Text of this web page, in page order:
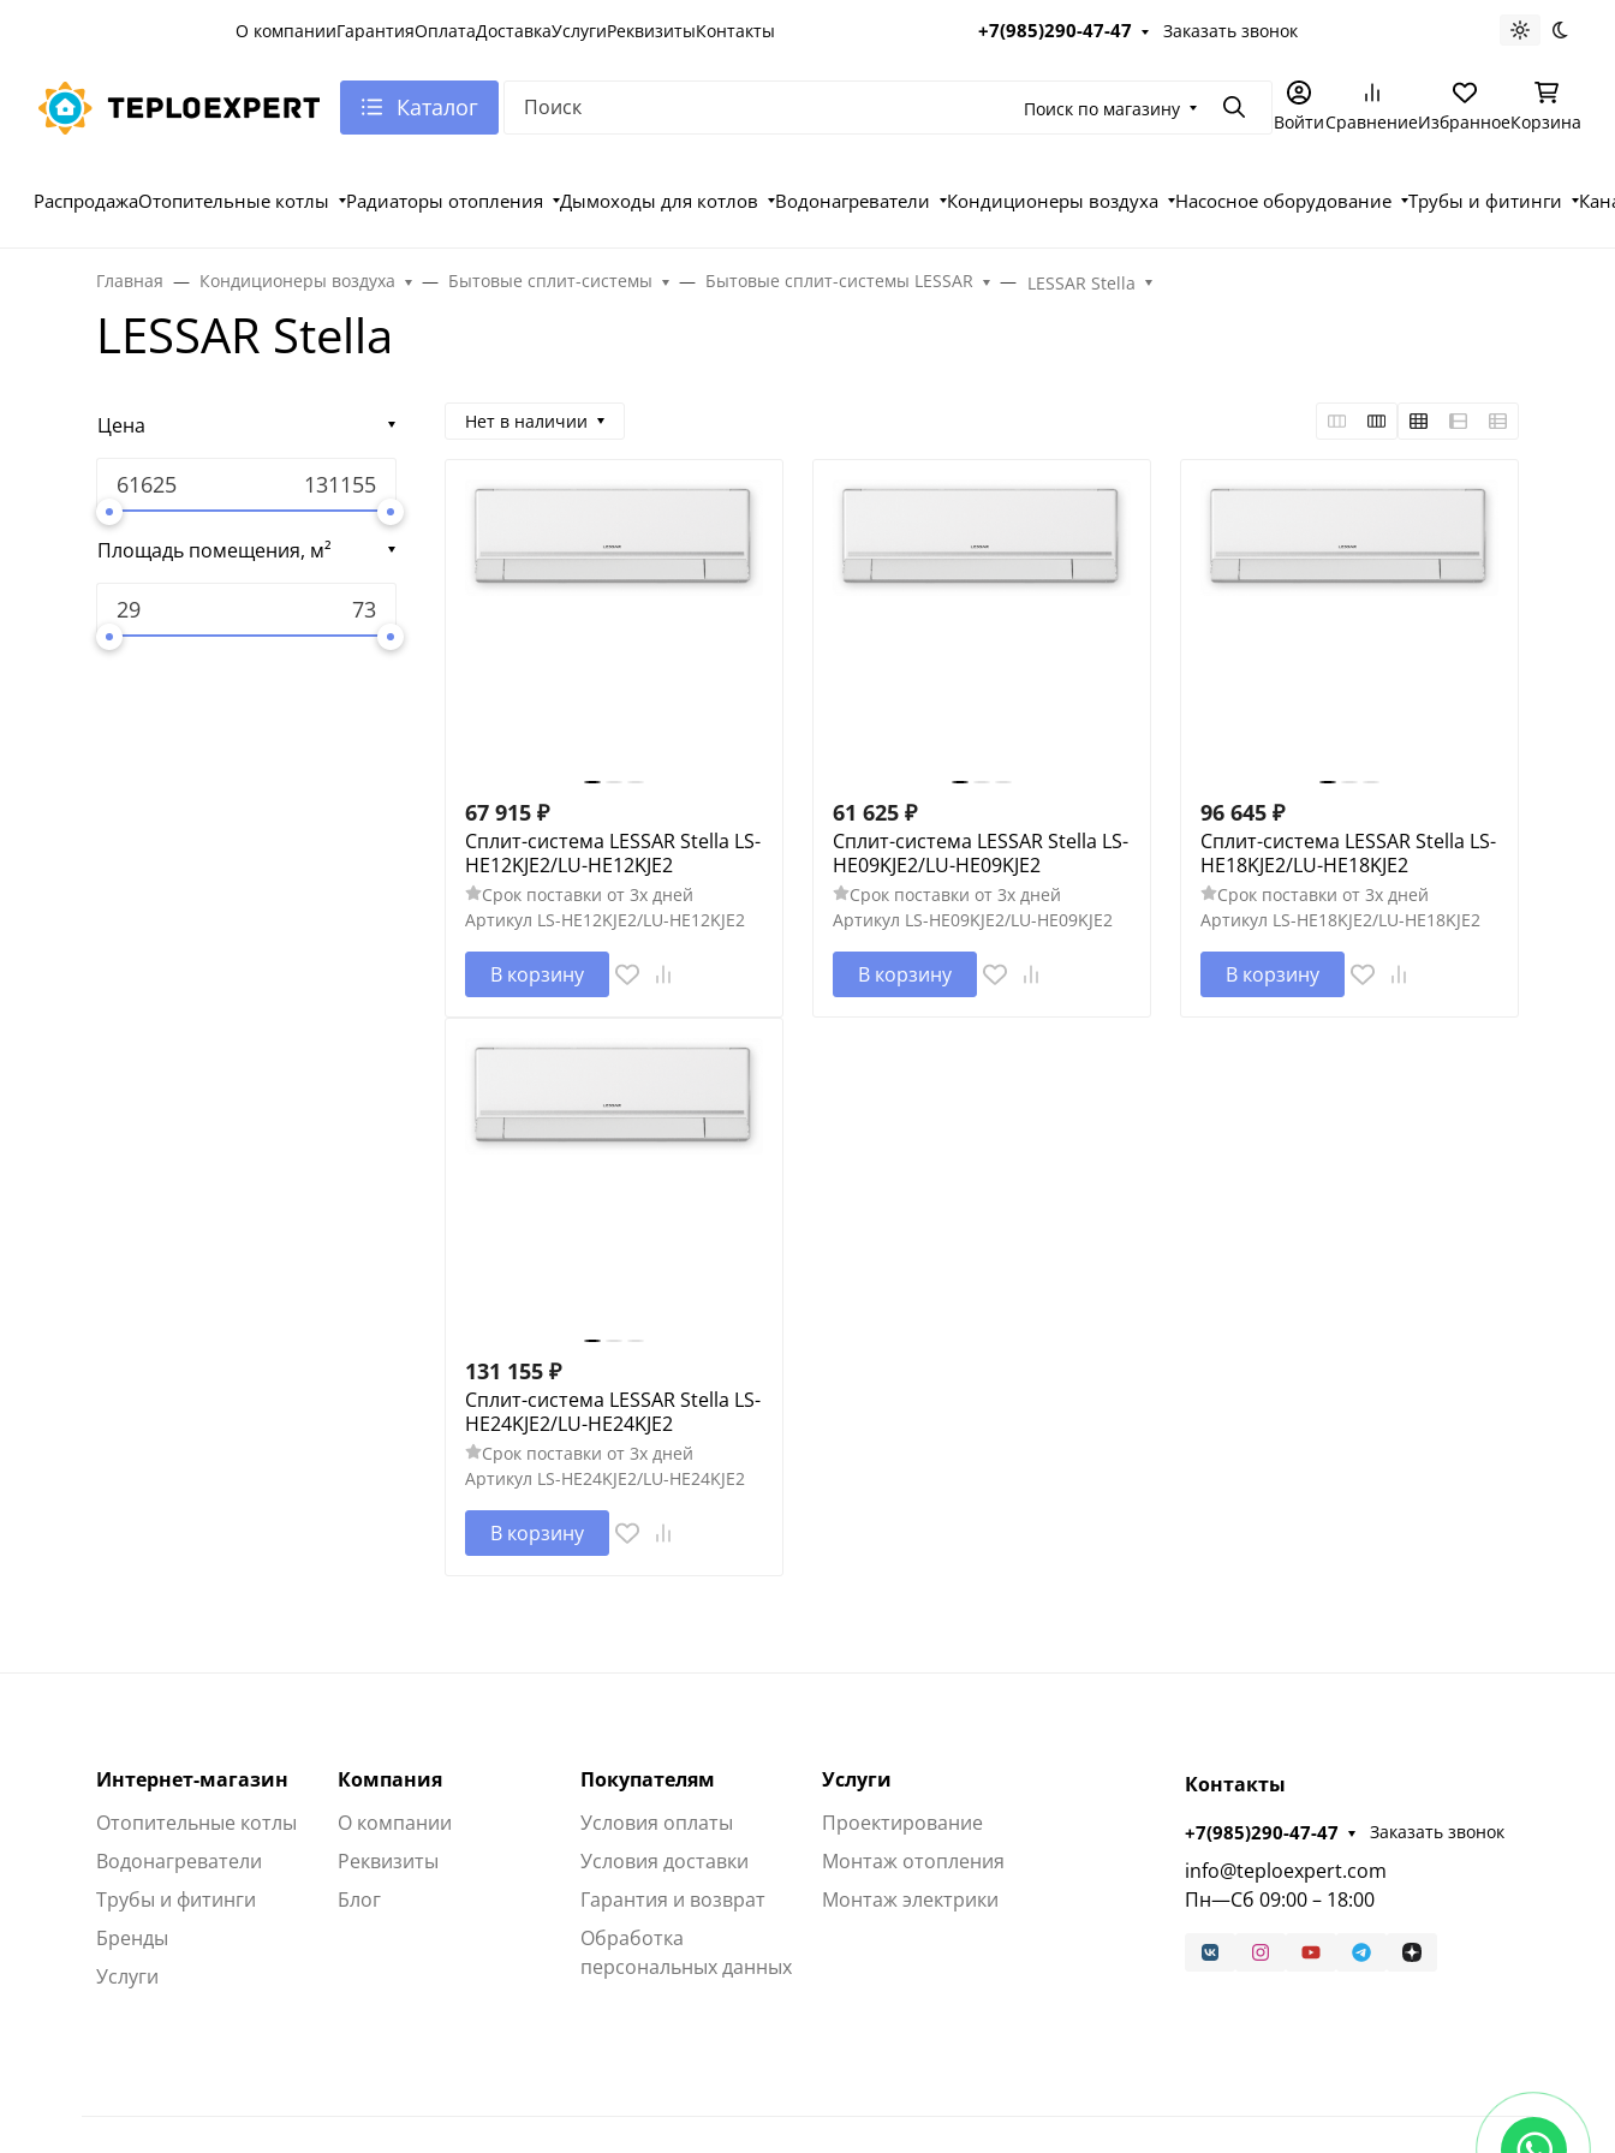
О компанииГарантияОплатаДоставкаУслугиРеквизитыКонтакты +7(985)290-47-47 Заказать звонок Светлая
Каталог Поиск по магазину ПоискВойтиСравнениеИзбранноеКорзина
РаспродажаОтопительные котлы Радиаторы отопления Дымоходы для котлов Водонагреватели Кондиционеры воздуха Насосное оборудование Трубы и фитинги
Главная Кондиционеры воздуха Бытовые сплит-системы Бытовые сплит-системы LESSAR LESSAR Stella
LESSAR Stella
Цена
Площадь помещения, м²
Нет в наличии
67 915 ₽
Сплит-система LESSAR Stella LS-
HE12KJE2/LU-HE12KJE2
Срок поставки от 3х дней
Артикул LS-HE12KJE2/LU-HE12KJE2
В корзину
61 625 ₽
Сплит-система LESSAR Stella LS-
HE09KJE2/LU-HE09KJE2
Срок поставки от 3х дней
Артикул LS-HE09KJE2/LU-HE09KJE2
В корзину
96 645 ₽
Сплит-система LESSAR Stella LS-
HE18KJE2/LU-HE18KJE2
Срок поставки от 3х дней
Артикул LS-HE18KJE2/LU-HE18KJE2
В корзину
131 155 ₽
Сплит-система LESSAR Stella LS-
HE24KJE2/LU-HE24KJE2
Срок поставки от 3х дней
Артикул LS-HE24KJE2/LU-HE24KJE2
В корзину
Интернет-магазин
Отопительные котлы
Водонагреватели
Трубы и фитинги
Бренды
Услуги
Компания
О компании
Реквизиты
Блог
Покупателям
Условия оплаты
Условия доставки
Гарантия и возврат
Обработка
персональных данных
Услуги
Проектирование
Монтаж отопления
Монтаж электрики
Контакты
+7(985)290-47-47 Заказать звонок
info@teploexpert.com
Пн—Сб 09:00 – 18:00